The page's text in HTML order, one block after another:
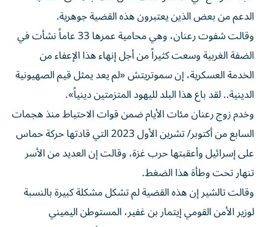
الدعم من بعض الذين يعتبرون هذه القضية جوهرية.
وقالت شفوت رعنان، وهي محامية عمرها 33 عاماً نشأت في
الضفة الغربية وسعت كثيراً من أجل إنهاء هذا الإعفاء ‌من
الخدمة العسكرية، إن سموتريتش «لم ‌يعد يمثل قيم الصهيونية
الدينية.. لقد باع هذا البلد لليهود المتزمتين دينياً».
وخدم زوج رعنان ⁠مئات الأيام ضمن قوات الاحتياط منذ هجمات
السابع من أكتوبر/ تشرين الأول 2023 التي قادتها حركة حماس
على إسرائيل وأعقبتها حرب غزة، ‌وقالت إن العديد من الأسر
تنهار تحت وطأة هذا الضغط.
وقالت تالشير إن هذه القضية لم تشكل مشكلة كبيرة بالنسبة
لوزير الأمن القومي إيتمار بن غفير، المستوطن اليميني